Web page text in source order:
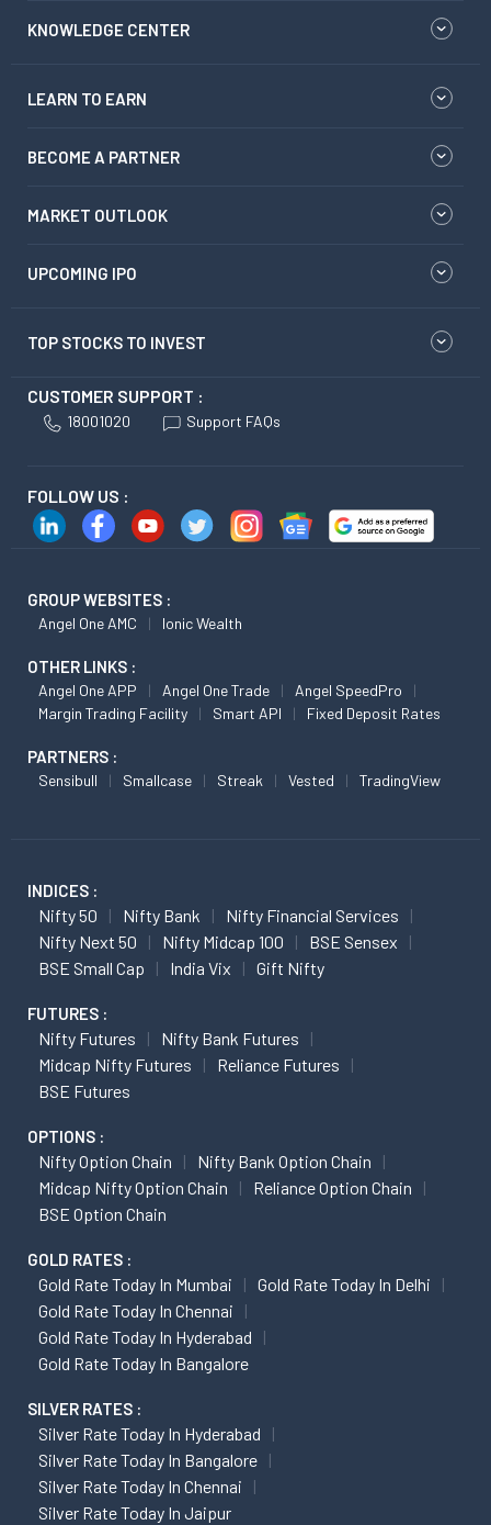
KNOWLEDGE CENTER
LEARN TO EARN
BECOME A PARTNER
MARKET OUTLOOK
UPCOMING IPO
TOP STOCKS TO INVEST
CUSTOMER SUPPORT :
18001020 Support FAQs
FOLLOW US :
GROUP WEBSITES :
Angel One AMC Ionic Wealth
OTHER LINKS :
Angel One APP Angel One Trade
Angel SpeedPro
Margin Trading Facility
Smart API Fixed Deposit Rates
PARTNERS :
Sensibull Smallcase Streak Vested TradingView
INDICES :
Nifty 50 Nifty Bank
Nifty Financial Services
Nifty Next 50
Nifty Midcap 100
BSE Sensex
BSE Small Cap
India Vix Gift Nifty
FUTURES :
Nifty Futures
Nifty Bank Futures
Midcap Nifty Futures
Reliance Futures
BSE Futures
OPTIONS :
Nifty Option Chain
Nifty Bank Option Chain
Midcap Nifty Option Chain
Reliance Option Chain
BSE Option Chain
GOLD RATES :
Gold Rate Today In Mumbai
Gold Rate Today In Delhi
Gold Rate Today In Chennai
Gold Rate Today In Hyderabad
Gold Rate Today In Bangalore
SILVER RATES :
Silver Rate Today In Hyderabad
Silver Rate Today In Bangalore
Silver Rate Today In Chennai
Silver Rate Today In Jaipur